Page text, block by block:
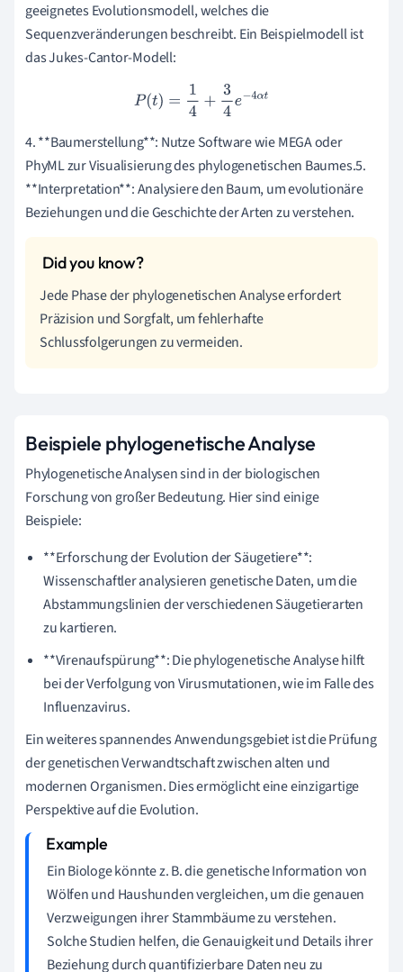
geeignetes Evolutionsmodell, welches die
Sequenzveränderungen beschreibt. Ein Beispielmodell ist
das Jukes-Cantor-Modell:
P( t)= 14+ 34 e−4αt
4. **Baumerstellung**: Nutze Software wie MEGA oder
PhyML zur Visualisierung des phylogenetischen Baumes.5.
**Interpretation**: Analysiere den Baum, um evolutionäre
Beziehungen und die Geschichte der Arten zu verstehen.
Jede Phase der phylogenetischen Analyse erfordert
Präzision und Sorgfalt, um fehlerhafte
Schlussfolgerungen zu vermeiden.
Beispiele phylogenetische Analyse
Phylogenetische Analysen sind in der biologischen
Forschung von großer Bedeutung. Hier sind einige
Beispiele:
**Erforschung der Evolution der Säugetiere**:
Wissenschaftler analysieren genetische Daten, um die
Abstammungslinien der verschiedenen Säugetierarten
zu kartieren.
**Virenaufspürung**: Die phylogenetische Analyse hilft
bei der Verfolgung von Virusmutationen, wie im Falle des
Influenzavirus.
Ein weiteres spannendes Anwendungsgebiet ist die Prüfung
der genetischen Verwandtschaft zwischen alten und
modernen Organismen. Dies ermöglicht eine einzigartige
Perspektive auf die Evolution.
Ein Biologe könnte z. B. die genetische Information von
Wölfen und Haushunden vergleichen, um die genauen
Verzweigungen ihrer Stammbäume zu verstehen.
Solche Studien helfen, die Genauigkeit und Details ihrer
Beziehung durch quantifizierbare Daten neu zu